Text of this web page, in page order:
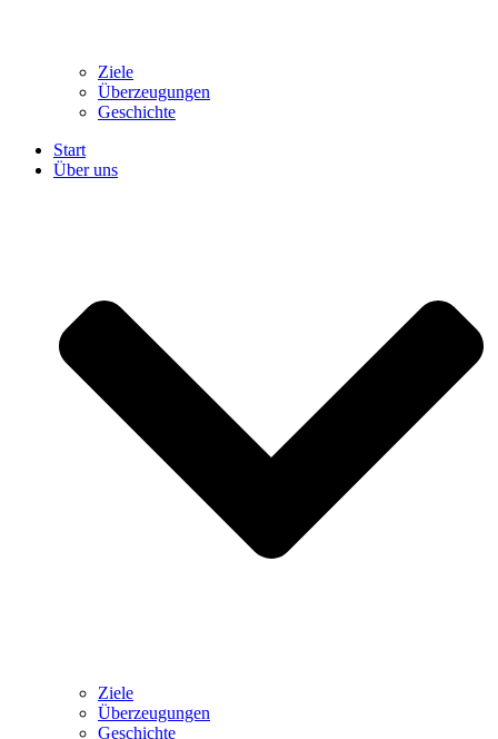
Ziele
Überzeugungen
Geschichte
Start
Über uns
Ziele
Überzeugungen
Geschichte